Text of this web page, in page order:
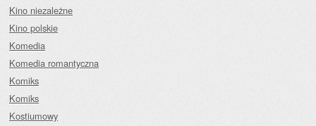
Kino niezależne
Kino polskie
Komedia
Komedia romantyczna
Komiks
Komiks
Kostiumowy